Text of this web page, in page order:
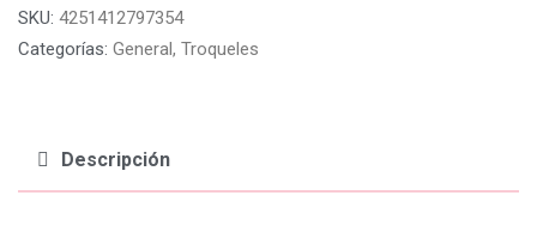
SKU: 4251412797354
Categorías: General, Troqueles
Descripción